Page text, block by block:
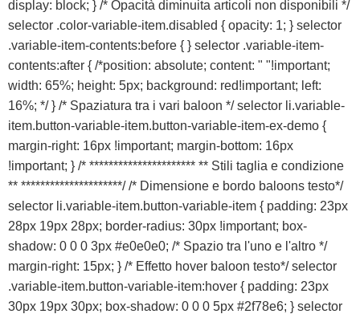
display: block; } /* Opacità diminuita articoli non disponibili */
selector .color-variable-item.disabled { opacity: 1; } selector
.variable-item-contents:before { } selector .variable-item-
contents:after { /*position: absolute; content: " "!important;
width: 65%; height: 5px; background: red!important; left:
16%; */ } /* Spaziatura tra i vari baloon */ selector li.variable-
item.button-variable-item.button-variable-item-ex-demo {
margin-right: 16px !important; margin-bottom: 16px
!important; } /* ********************** ** Stili taglia e condizione
** *********************/ /* Dimensione e bordo baloons testo*/
selector li.variable-item.button-variable-item { padding: 23px
28px 19px 28px; border-radius: 30px !important; box-
shadow: 0 0 0 3px #e0e0e0; /* Spazio tra l'uno e l'altro */
margin-right: 15px; } /* Effetto hover baloon testo*/ selector
.variable-item.button-variable-item:hover { padding: 23px
30px 19px 30px; box-shadow: 0 0 0 5px #2f78e6; } selector